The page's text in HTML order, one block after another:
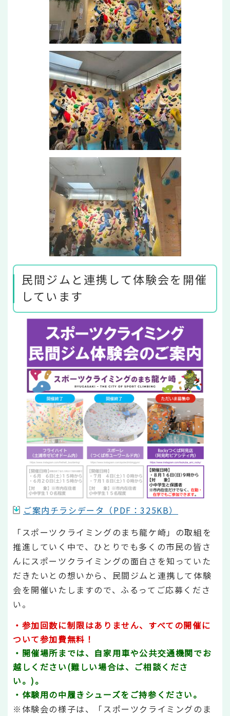
民間ジムと連携して体験会を開催
しています
ご案内チラシデータ（PDF：325KB）
「スポーツクライミングのまち龍ケ崎」の取組を
推進していく中で、ひとりでも多くの市民の皆さ
んにスポーツクライミングの面白さを知っていた
だきたいとの想いから、民間ジムと連携して体験
会を開催いたしますので、ふるってご応募くださ
い。
・参加回数に制限はありません、すべての開催に
ついて参加費無料！
・開催場所までは、自家用車や公共交通機関でお
越しください(難しい場合は、ご相談くださ
い。)。
・体験用の中履きシューズをご持参ください。
※体験会の様子は、「スポーツクライミングのま